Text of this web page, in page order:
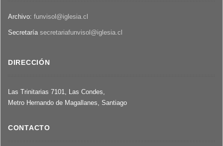
Archivo: funvisol@iglesia.cl
Secretaría secretariafunvisol@iglesia.cl
DIRECCIÓN
Las Trinitarias 7101, Las Condes,
Metro Hernando de Magallanes, Santiago
CONTACTO